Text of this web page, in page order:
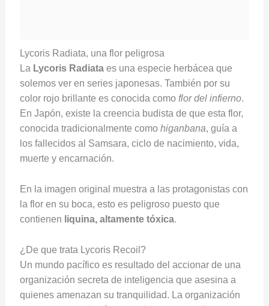
Lycoris Radiata, una flor peligrosa
La Lycoris Radiataes una especie herbácea que
solemos ver en series japonesas. También por su
color rojo brillante es conocida como flor del infierno.
En Japón, existe la creencia budista de que esta flor,
conocida tradicionalmente como higanbana, guía a
los fallecidos al Samsara, ciclo de nacimiento, vida,
muerte y encarnación.
En la imagen original muestra a las protagonistas con
la flor en su boca, esto es peligroso puesto que
contienen liquina, altamente tóxica.
¿De que trata Lycoris Recoil?
Un mundo pacífico es resultado del accionar de una
organización secreta de inteligencia que asesina a
quienes amenazan su tranquilidad. La organización